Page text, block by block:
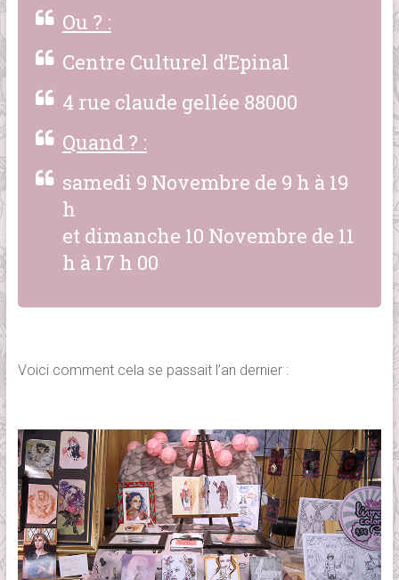
Ou ? :
Centre Culturel d’Epinal
4 rue claude gellée 88000
Quand ? :
samedi 9 Novembre de 9 h à 19
h
et dimanche 10 Novembre de 11
h à 17 h 00
Voici comment cela se passait l’an dernier :